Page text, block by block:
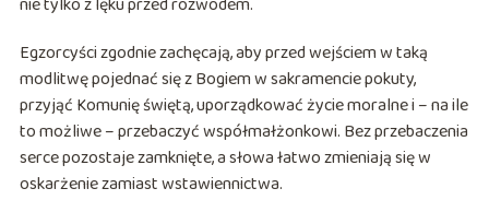
Egzorcyści zgodnie zachęcają, aby przed wejściem w taką
modlitwę pojednać się z Bogiem w sakramencie pokuty,
przyjąć Komunię świętą, uporządkować życie moralne i – na ile
to możliwe – przebaczyć współmałżonkowi. Bez przebaczenia
serce pozostaje zamknięte, a słowa łatwo zmieniają się w
oskarżenie zamiast wstawiennictwa.